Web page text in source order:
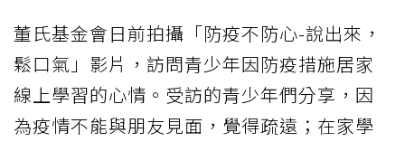
董氏基金會日前拍攝「防疫不防心-說出來，
鬆口氣」影片，訪問青少年因防疫措施居家
線上學習的心情。受訪的青少年們分享，因
為疫情不能與朋友見面，覺得疏遠；在家學